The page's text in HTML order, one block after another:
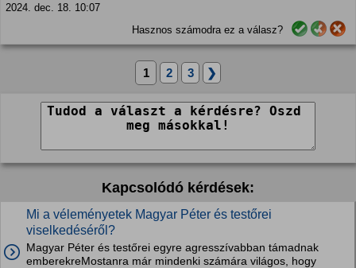
2024. dec. 18. 10:07
Hasznos számodra ez a válasz?
1 2 3 ❯
Kapcsolódó kérdések:
Mi a véleményetek Magyar Péter és testőrei
viselkedéséről?
Magyar Péter és testőrei egyre agresszívabban támadnak
emberekreMostanra már mindenki számára világos, hogy